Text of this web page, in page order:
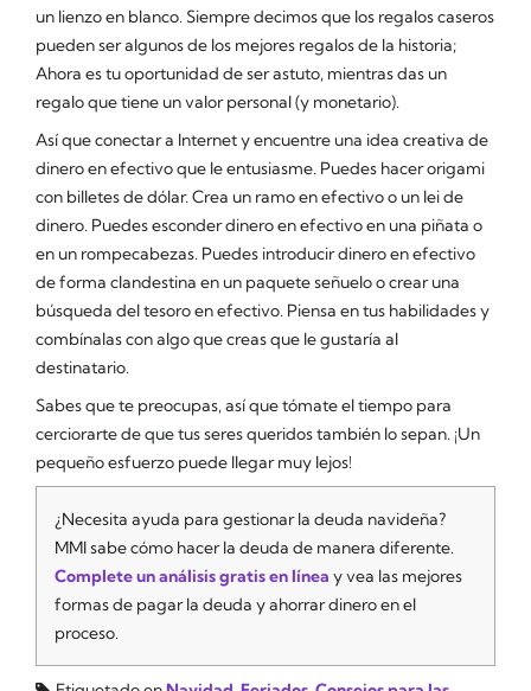
un lienzo en blanco. Siempre decimos que los regalos caseros
pueden ser algunos de los mejores regalos de la historia;
Ahora es tu oportunidad de ser astuto, mientras das un
regalo que tiene un valor personal (y monetario).
Así que conectar a Internet y encuentre una idea creativa de
dinero en efectivo que le entusiasme. Puedes hacer origami
con billetes de dólar. Crea un ramo en efectivo o un lei de
dinero. Puedes esconder dinero en efectivo en una piñata o
en un rompecabezas. Puedes introducir dinero en efectivo
de forma clandestina en un paquete señuelo o crear una
búsqueda del tesoro en efectivo. Piensa en tus habilidades y
combínalas con algo que creas que le gustaría al
destinatario.
Sabesque te preocupas, así que tómate el tiempo para
cerciorarte de que tus seres queridos también lo sepan. ¡Un
pequeño esfuerzo puede llegar muy lejos!
¿Necesita ayuda para gestionar la deuda navideña?
MMI sabe cómo hacer la deuda de manera diferente.
Complete un análisis gratis en línea y vea las mejores
formas de pagar la deuda y ahorrar dinero en el
proceso.